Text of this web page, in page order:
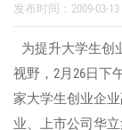
发布时间：2009-03-13
为提升大学生创
视野，2月26日下
家大学生创业企
业、上市公司华立